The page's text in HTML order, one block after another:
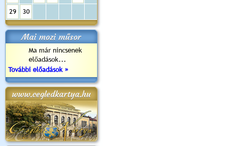
29 30
Mai mozi műsor
Ma már nincsenek
előadások...
További előadások »
www.cegledkartya.hu